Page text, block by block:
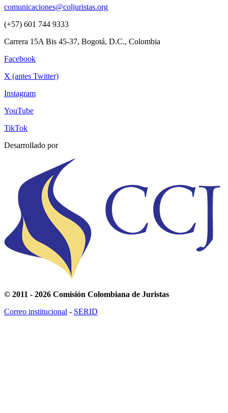
comunicaciones@coljuristas.org
(+57) 601 744 9333
Carrera 15A Bis 45-37, Bogotá, D.C., Colombia
Facebook
X (antes Twitter)
Instagram
YouTube
TikTok
Desarrollado por
© 2011 - 2026 Comisión Colombiana de Juristas
Correo institucional - SERID